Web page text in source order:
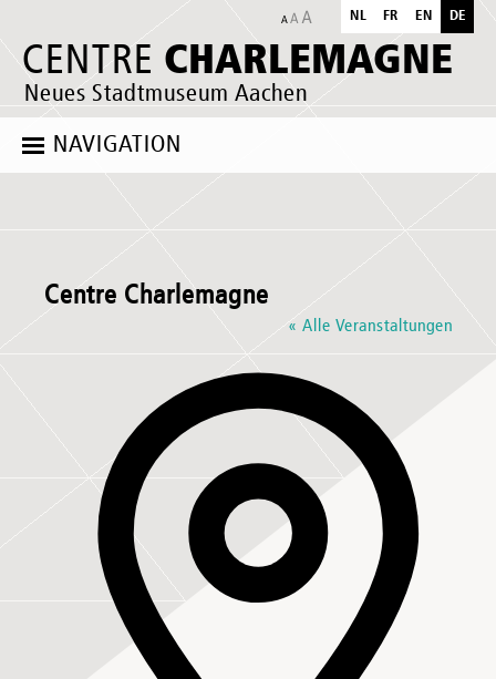
CENTRE CHARLEMAGNE
Neues Stadtmuseum Aachen
NL FR EN DE
NAVIGATION
Centre Charlemagne
« Alle Veranstaltungen